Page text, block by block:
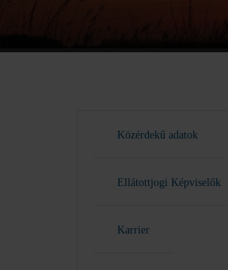
Közérdekű adatok
Ellátottjogi Képviselők
Karrier